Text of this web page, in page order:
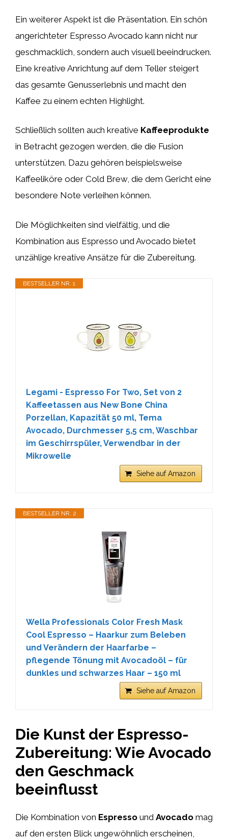
Ein weiterer Aspekt ist die Präsentation. Ein schön
angerichteter Espresso Avocado kann nicht nur
geschmacklich, sondern auch visuell beeindrucken.
Eine kreative Anrichtung auf dem Teller steigert
das gesamte Genusserlebnis und macht den
Kaffee zu einem echten Highlight.
Schließlich sollten auch kreative Kaffeeprodukte
in Betracht gezogen werden, die die Fusion
unterstützen. Dazu gehören beispielsweise
Kaffeeliköre oder Cold Brew, die dem Gericht eine
besondere Note verleihen können.
Die Möglichkeiten sind vielfältig, und die
Kombination aus Espresso und Avocado bietet
unzählige kreative Ansätze für die Zubereitung.
BESTSELLER NR. 1
Legami - Espresso For Two, Set von 2
Kaffeetassen aus New Bone China
Porzellan, Kapazität 50 ml, Tema
Avocado, Durchmesser 5,5 cm, Waschbar
im Geschirrspüler, Verwendbar in der
Mikrowelle
Siehe auf Amazon
BESTSELLER NR. 2
Wella Professionals Color Fresh Mask
Cool Espresso – Haarkur zum Beleben
und Verändern der Haarfarbe –
pflegende Tönung mit Avocadoöl – für
dunkles und schwarzes Haar – 150 ml
Siehe auf Amazon
Die Kunst der Espresso-
Zubereitung: Wie Avocado
den Geschmack
beeinflusst
Die Kombination von Espresso und Avocado mag
auf den ersten Blick ungewöhnlich erscheinen,